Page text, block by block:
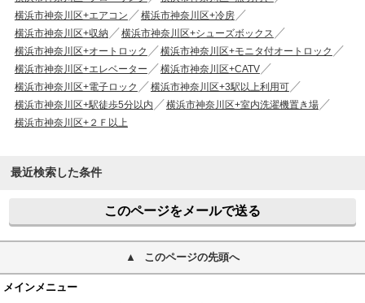
横浜市神奈川区+エアコン
横浜市神奈川区+冷房
横浜市神奈川区+収納
横浜市神奈川区+シューズボックス
横浜市神奈川区+オートロック
横浜市神奈川区+モニタ付オートロック
横浜市神奈川区+エレベーター
横浜市神奈川区+CATV
横浜市神奈川区+電子ロック
横浜市神奈川区+3駅以上利用可
横浜市神奈川区+駅徒歩5分以内
横浜市神奈川区+室内洗濯機置き場
横浜市神奈川区+２Ｆ以上
最近検索した条件
このページをメールで送る
このページの先頭へ
メインメニュー